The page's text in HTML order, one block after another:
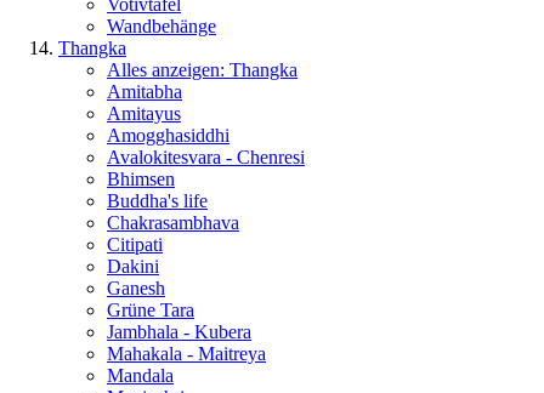
Votivtafel
Wandbehänge
Thangka
Alles anzeigen: Thangka
Amitabha
Amitayus
Amogghasiddhi
Avalokitesvara - Chenresi
Bhimsen
Buddha's life
Chakrasambhava
Citipati
Dakini
Ganesh
Grüne Tara
Jambhala - Kubera
Mahakala - Maitreya
Mandala